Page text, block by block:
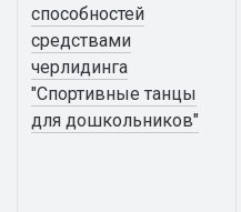
способностей
средствами
черлидинга
"Спортивные танцы
для дошкольников"